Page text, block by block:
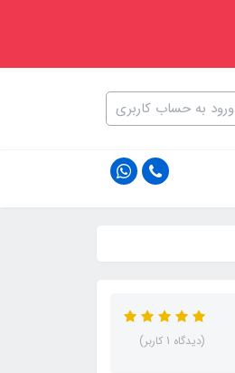
ورود به حساب کاربری
(دیدگاه 1 کاربر)